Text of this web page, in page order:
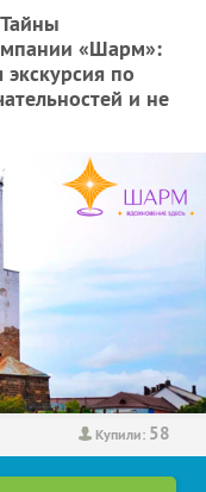
«Шарм»:
по
и не
Купили: 58